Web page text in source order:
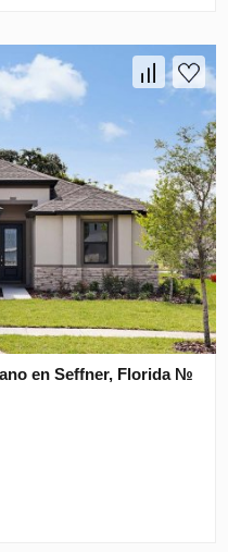
en Seffner, Florida №